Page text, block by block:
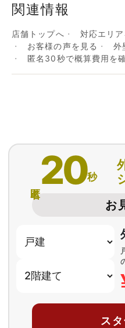
関連情報
店舗トップへ 対応エリ
お客様の声を見る
外
匿名30秒で概算費用を
20秒
お
ス